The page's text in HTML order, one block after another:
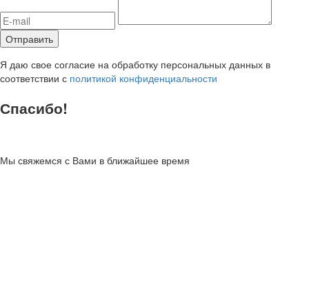
Я даю свое согласие на обработку персональных данных в
соответствии с политикой конфиденциальности
Спасибо!
Мы свяжемся с Вами в ближайшее время